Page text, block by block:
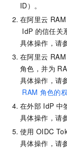
ID）。
在阿里云 RAM
IdP 的信任关
具体操作，请
在阿里云 RAM
角色，并为
具体操作，请
RAM 角色的
在外部 IdP 中
具体操作，请
使用 OIDC
具体操作，请